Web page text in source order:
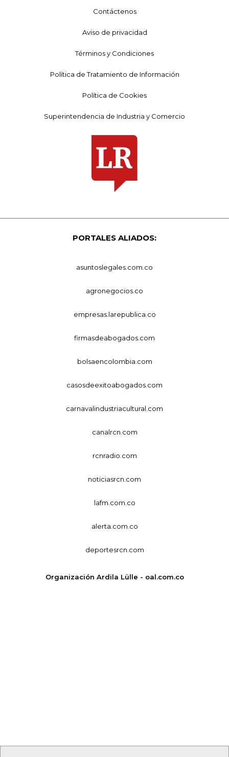
Contáctenos
Aviso de privacidad
Términos y Condiciones
Política de Tratamiento de Información
Política de Cookies
Superintendencia de Industria y Comercio
PORTALES ALIADOS:
asuntoslegales.com.co
agronegocios.co
empresas.larepublica.co
firmasdeabogados.com
bolsaencolombia.com
casosdeexitoabogados.com
carnavalindustriacultural.com
canalrcn.com
rcnradio.com
noticiasrcn.com
lafm.com.co
alerta.com.co
deportesrcn.com
Organización Ardila Lülle - oal.com.co